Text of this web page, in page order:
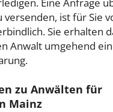
ist für Sie
Sie erhalten
Anwalt umgehend
zu Anwälten für
Mainz